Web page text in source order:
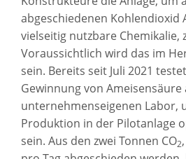
abgeschiedenen Kohlendioxid
vielseitig nutzbare Chemikalie,
Voraussichtlich wird das im
sein. Bereits seit Juli 2021
Gewinnung von
unternehmenseigenen Labor,
Produktion in der Pilotanlage
sein. Aus den zwei Tonnen CO2